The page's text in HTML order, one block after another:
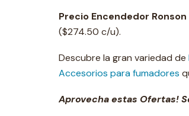
Precio Encendedor
($274.50 c/u).
Descubre la gran variedad de
Accesorios para fumadores
Aprovecha estas Ofertas!